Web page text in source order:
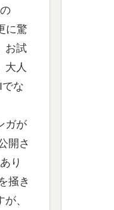
に驚
お試
大人
な
ガが
開さ
り
掻き
、